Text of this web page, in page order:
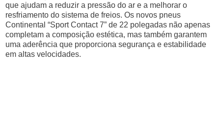
que ajudam a reduzir a pressão do ar e a melhorar o
resfriamento do sistema de freios. Os novos pneus
Continental “Sport Contact 7” de 22 polegadas não apenas
completam a composição estética, mas também garantem
uma aderência que proporciona segurança e estabilidade
em altas velocidades.